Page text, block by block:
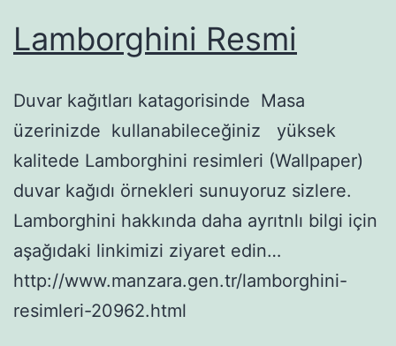
Lamborghini Resmi
Duvar kağıtları katagorisinde Masa
üzerinizde kullanabileceğiniz yüksek
kalitede Lamborghini resimleri (Wallpaper)
duvar kağıdı örnekleri sunuyoruz sizlere.
Lamborghini hakkında daha ayrıtnlı bilgi için
aşağıdaki linkimizi ziyaret edin…
http://www.manzara.gen.tr/lamborghini-
resimleri-20962.html